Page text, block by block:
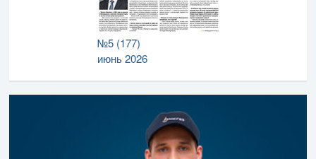
№5 (177)
июнь 2026